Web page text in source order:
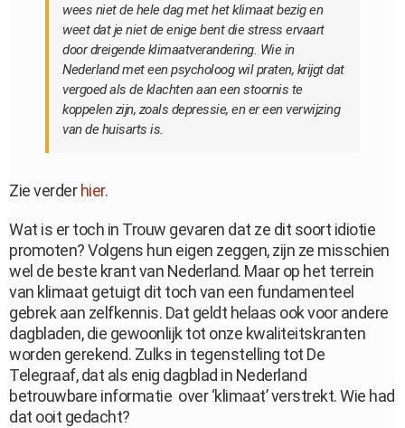
wees niet de hele dag met het klimaat bezig en
weet dat je niet de enige bent die stress ervaart
door dreigende klimaatverandering. Wie in
Nederland met een psycholoog wil praten, krijgt dat
vergoed als de klachten aan een stoornis te
koppelen zijn, zoals depressie, en er een verwijzing
van de huisarts is.
Zie verder hier.
Wat is er toch in Trouw gevaren dat ze dit soort idiotie
promoten? Volgens hun eigen zeggen, zijn ze misschien
wel de beste krant van Nederland. Maar op het terrein
van klimaat getuigt dit toch van een fundamenteel
gebrek aan zelfkennis. Dat geldt helaas ook voor andere
dagbladen, die gewoonlijk tot onze kwaliteitskranten
worden gerekend. Zulks in tegenstelling tot De
Telegraaf, dat als enig dagblad in Nederland
betrouwbare informatie over ‘klimaat’ verstrekt. Wie had
dat ooit gedacht?